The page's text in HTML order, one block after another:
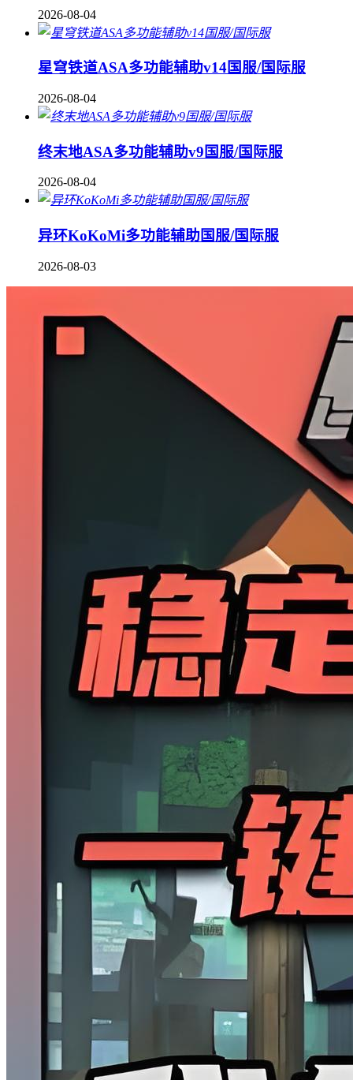
2026-08-04
星穹铁道ASA多功能辅助v14国服/国际服
2026-08-04
终末地ASA多功能辅助v9国服/国际服
2026-08-04
异环KoKoMi多功能辅助国服/国际服
2026-08-03